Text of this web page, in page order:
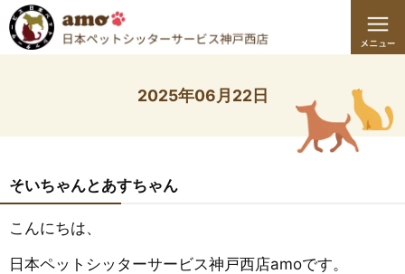
2025年06月22日
そいちゃんとあすちゃん
こんにちは、
日本ペットシッターサービス神戸西店amoです。